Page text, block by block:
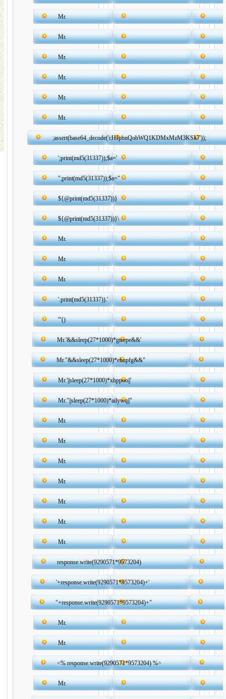
Mr.
Mr.
Mr.
Mr.
Mr.
Mr.
;assert(base64_decode('cHJpbnQobWQ1KDMxMzM3KSk7'));
';print(md5(31337));$a='
";print(md5(31337));$a="
${@print(md5(31337))}
${@print(md5(31337))}\
Mr.
Mr.
Mr.
'.print(md5(31337)).'
'"()
Mr.'&&sleep(27*1000)*gteepe&&'
Mr."&&sleep(27*1000)*ehupfg&&"
Mr.'||sleep(27*1000)*xhppoo||'
Mr."||sleep(27*1000)*ailywq||"
Mr.
Mr.
Mr.
Mr.
Mr.
Mr.
Mr.
response.write(9290571*9573204)
'+response.write(9290571*9573204)+'
"+response.write(9290571*9573204)+"
Mr.
Mr.
<% response.write(9290571*9573204) %>
Mr.